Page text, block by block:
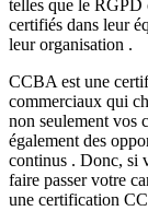
telles que le
certifiés dans leur
leur organisation .
CCBA est une
commerciaux qui
non seulement vos
également des
continus . Donc, si
faire passer votre
une certification